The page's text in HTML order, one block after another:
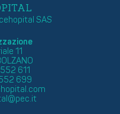
SAS
11
611
699